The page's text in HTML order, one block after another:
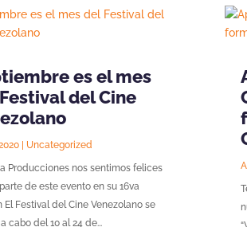
es el mes
del Cine
| Uncategorized
Producciones nos sentimos felices
de este evento en su 16va
El Festival del Cine Venezolano se
a cabo del 10 al 24 de...